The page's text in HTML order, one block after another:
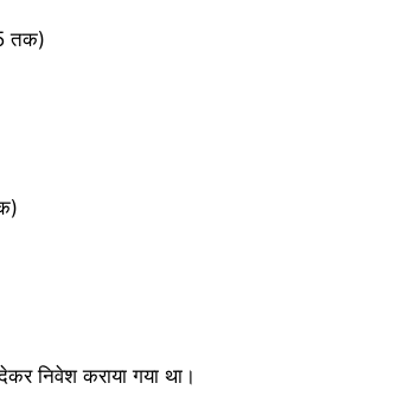
तक)
निवेश कराया गया था।